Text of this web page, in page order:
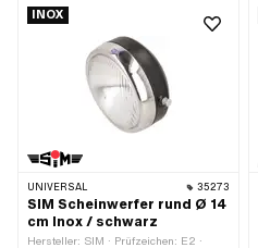
Stk.
INOX
UNIVERSAL 35273
SIM Scheinwerfer rund Ø 14
cm Inox / schwarz
Hersteller: SIM · Prüfzeichen: E2 ·